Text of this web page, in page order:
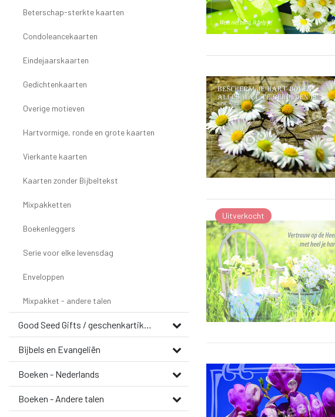
Beterschap-sterkte kaarten
Condoleancekaarten
Eindejaarskaarten
Gedichtenkaarten
Overige motieven
Hartvormige, ronde en grote kaarten
Vierkante kaarten
Kaarten zonder Bijbeltekst
Mixpakketten
Boekenleggers
Serie voor elke levensdag
Enveloppen
Mixpakket - andere talen
Good Seed Gifts / geschenkartikelen
Bijbels en Evangeliën
Boeken - Nederlands
Boeken - Andere talen
Uitverkocht